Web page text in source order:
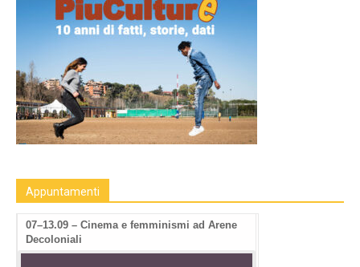
Appuntamenti
07–13.09 – Cinema e femminismi ad Arene
Decoloniali